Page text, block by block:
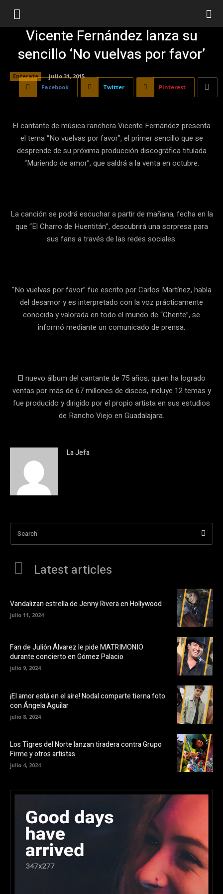
Vicente Fernández lanza su
sencillo ‘No vuelvas por favor’
Enterate
julio 31, 2015
Facebook
Twitter Pinterest
El cantante de música ranchera Vicente Fernández presenta
el tema “No vuelvas por favor”, el primer sencillo que se
desprende de su próxima producción discográfica titulada
“Muriendo de amor”, que saldrá a la venta en octubre.
La canción se podrá escuchar a partir de mañana, fecha en la
que “El Charro de Huentitán”, descubrirá una sorpresa para
sus fans a través de las redes sociales.
“No vuelvas por favor” fue escrito por Carlos Martínez, habla
del desamor y es interpretado con la voz prácticamente
conocida y valorada en todo el mundo de “Chente”, se
informó mediante un comunicado de prensa.
El nuevo álbum del cantante de 75 años, quien ha logrado
ventas por más de 67 millones de discos, incluye 12 temas y
fue producido y dirigido por el propio artista en sus estudios
de Rancho Viejo en Guadalajara.
La Jefa
Search
Latest articles
Vandalizan estrella de Jenny Rivera en Hollywood
julio 11, 2024
Fan de Julión Álvarez le pide MATRIMONIO
durante concierto en Gómez Palacio
julio 9, 2024
¡El amor está en el aire! Nodal comparte tierna foto
con Ángela Aguilar
julio 8, 2024
Los Tigres del Norte lanzan tiradera contra Grupo
Firme y otros artistas
julio 4, 2024